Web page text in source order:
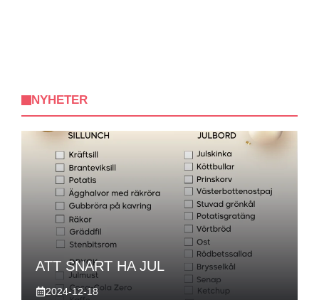
NYHETER
ATT SNART HA JUL
2024-12-18